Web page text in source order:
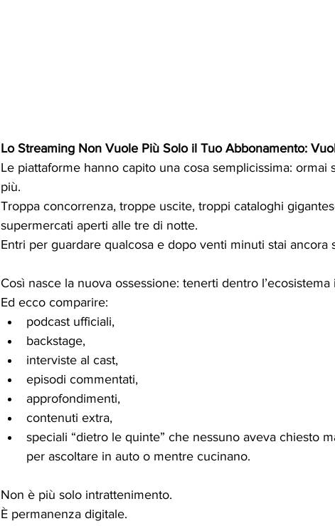
Lo Streaming Non Vuole Più Solo il Tuo Abbonamento:
Le piattaforme hanno capito una cosa semplicissima: ormai
più.
Troppa concorrenza, troppe uscite, troppi cataloghi
supermercati aperti alle tre di notte.
Entri per guardare qualcosa e dopo venti minuti stai ancora
Così nasce la nuova ossessione: tenerti dentro l’ecosistema
Ed ecco comparire:
podcast ufficiali,
backstage,
interviste al cast,
episodi commentati,
approfondimenti,
contenuti extra,
speciali “dietro le quinte” che nessuno aveva chiesto
per ascoltare in auto o mentre cucinano.
Non è più solo intrattenimento.
È permanenza digitale.